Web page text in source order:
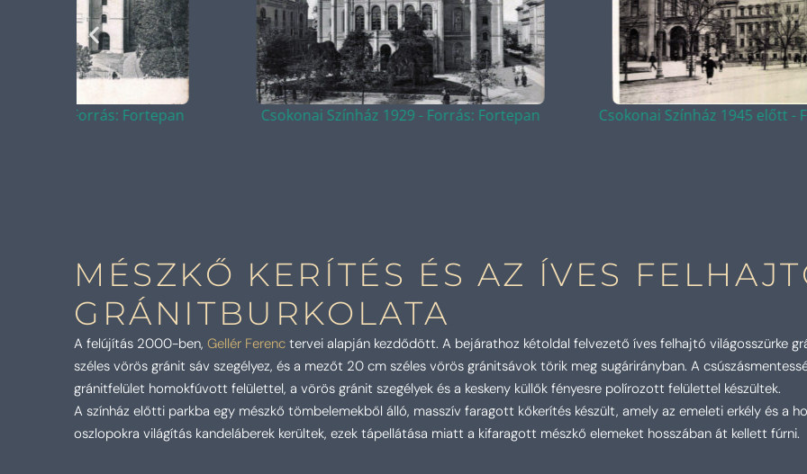
Csokonai Színház 1929 - Forrás: Fortepan Csokonai Színház 1945 előtt - Forrás: Fortepan
MÉSZKŐ KERÍTÉS ÉS AZ ÍVES
GRÁNITBURKOLATA
A felújítás 2000-ben, Gellér Ferenc tervei alapján kezdődött. A bejárathoz kétoldal felvezető íves felhajtó világosszürke
széles vörös gránit sáv szegélyez, és a mezőt 20 cm széles vörös gránitsávok törik meg sugárirányban. A
gránitfelület homokfúvott felülettel, a vörös gránit szegélyek és a keskeny küllők fényesre polírozott felülettel készültek.
A színház előtti parkba egy mészkő tömbelemekből álló, masszív faragott kőkerítés készült, amely az emeleti erkély és a
oszlopokra világítás kandeláberek kerültek, ezek tápellátása miatt a kifaragott mészkő elemeket hosszában át kellett fúrni.